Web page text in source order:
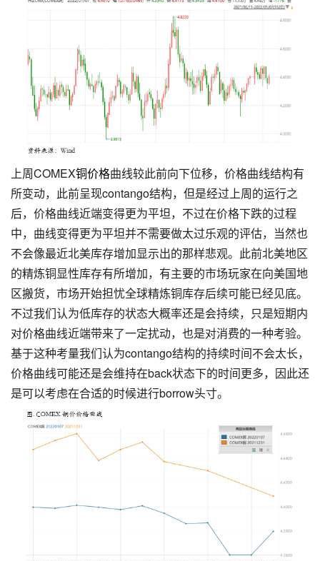
上周COMEX铜价格曲线较此前向下位移，价格曲线结构有
所变动，此前呈现contango结构，但是经过上周的运行之
后，价格曲线近端变得更为平坦，不过在价格下跌的过程
中，曲线变得更为平坦并不需要做太过乐观的评估，当然也
不会像最近北美库存增加显示出的那样悲观。此前北美地区
的精炼铜显性库存有所增加，有主要的市场玩家在向美国地
区搬货，市场开始担忧全球精炼铜库存后续可能已经见底。
不过我们认为低库存的状态大概率还是会持续，只是短期内
对价格曲线近端带来了一定扰动，也是对消费的一种考验。
基于这种考量我们认为contango结构的持续时间不会太长，
价格曲线可能还是会维持在back状态下的时间更多，因此还
是可以考虑在合适的时候进行borrow头寸。